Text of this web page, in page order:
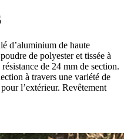
d’aluminium de haute
de polyester et tissée à
de 24 mm de section.
à travers une variété de
l’extérieur. Revêtement